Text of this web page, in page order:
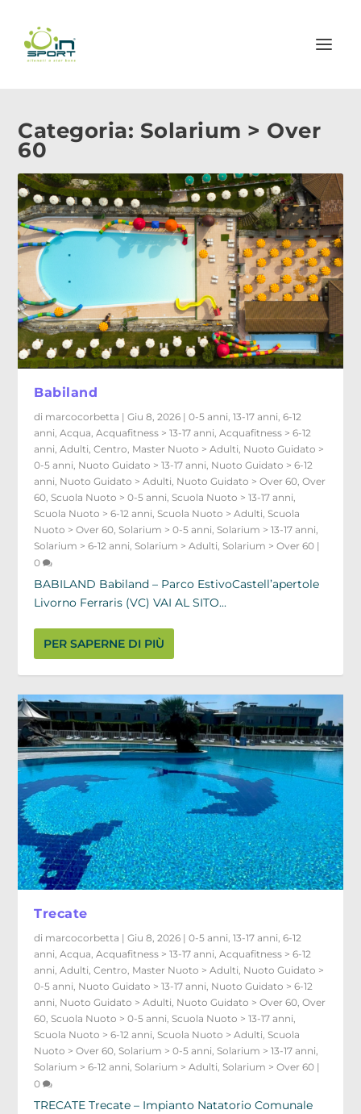
Categoria: Solarium > Over
60
Babiland
di marcocorbetta |Giu 8, 2026 |0-5 anni ,13-17 anni ,6-12
anni ,Acqua ,Acquafitness > 13-17 anni ,Acquafitness > 6-12
anni ,Adulti ,Centro Master Nuoto > Adulti Nuoto Guidato >
0-5 anni Nuoto Guidato > 13-17 anni Nuoto Guidato > 6-12
anni Nuoto Guidato > Adulti Nuoto Guidato > Over 60 ,Over
60 ,Scuola Nuoto > 0-5 anni ,Scuola Nuoto > 13-17 anni
Scuola Nuoto > 6-12 anni ,Scuola Nuoto > Adulti ,Scuola
Nuoto > Over 60 ,Solarium > 0-5 anni ,Solarium > 13-17 anni
Solarium > 6-12 anni ,Solarium > Adulti ,Solarium > Over 60 |
0
BABILAND Babiland – Parco EstivoCastell’apertole
Livorno Ferraris (VC) VAI AL SITO...
PER SAPERNE DI PIÙ
Trecate
di marcocorbetta |Giu 8, 2026 |0-5 anni ,13-17 anni ,6-12
anni ,Acqua ,Acquafitness > 13-17 anni ,Acquafitness > 6-12
anni ,Adulti ,Centro Master Nuoto > Adulti Nuoto Guidato >
0-5 anni Nuoto Guidato > 13-17 anni Nuoto Guidato > 6-12
anni Nuoto Guidato > Adulti Nuoto Guidato > Over 60 ,Over
60 ,Scuola Nuoto > 0-5 anni ,Scuola Nuoto > 13-17 anni
Scuola Nuoto > 6-12 anni ,Scuola Nuoto > Adulti ,Scuola
Nuoto > Over 60 ,Solarium > 0-5 anni ,Solarium > 13-17 anni
Solarium > 6-12 anni ,Solarium > Adulti ,Solarium > Over 60 |
0
TRECATE Trecate – Impianto Natatorio Comunale